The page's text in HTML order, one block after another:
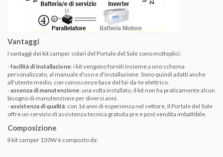
Vantaggi
I vantaggi dei kit camper solari del Portale del Sole sono molteplici:
-facilità di installazione: i kit vengono forniti insieme a uno schema
personalizzato, al manuale d'uso e d'installazione. Sono quindi adatti anche
all'utente medio, con conoscenze base del fai-da-te elettrico.
-assenza di manutenzione: una volta installato, il kit non ha praticamente alcun
bisogno di manutenzione per diversi anni.
-assistenza di qualità: con 16 anni di esperienza nel settore, Il Portale del Sole
offre un servizio di assistenza tecnica gratuita pre e post vendita imbattibile.
Composizione
Il kit camper 130W è composto da: